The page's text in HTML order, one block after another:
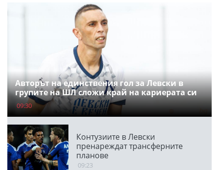
Авторът на единствения гол за Левски в
групите на ШЛ сложи край на кариерата си
09:30
Контузиите в Левски
пренареждат трансферните
планове
09:23